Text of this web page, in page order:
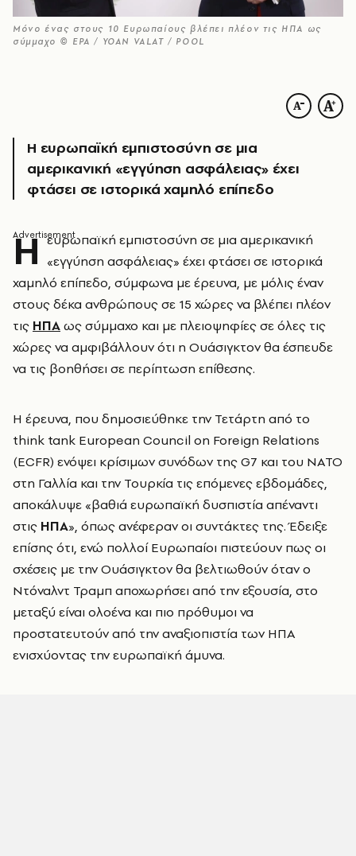
Μόνο ένας στους 10 Ευρωπαίους βλέπει πλέον τις ΗΠΑ ως
σύμμαχο © EPA / YOAN VALAT / POOL
Η ευρωπαϊκή εμπιστοσύνη σε μια
αμερικανική «εγγύηση ασφάλειας» έχει
φτάσει σε ιστορικά χαμηλό επίπεδο
Η ευρωπαϊκή εμπιστοσύνη σε μια αμερικανική
«εγγύηση ασφάλειας» έχει φτάσει σε ιστορικά
χαμηλό επίπεδο, σύμφωνα με έρευνα, με μόλις έναν
στους δέκα ανθρώπους σε 15 χώρες να βλέπει πλέον
τις ΗΠΑως σύμμαχο και με πλειοψηφίες σε όλες τις
χώρες να αμφιβάλλουν ότι η Ουάσιγκτον θα έσπευδε
να τις βοηθήσει σε περίπτωση επίθεσης.
Η έρευνα, που δημοσιεύθηκε την Τετάρτη από το
think tank European Council on Foreign Relations
(ECFR) ενόψει κρίσιμων συνόδων της G7 και του ΝΑΤΟ
στη Γαλλία και την Τουρκία τις επόμενες εβδομάδες,
αποκάλυψε «βαθιά ευρωπαϊκή δυσπιστία απέναντι
στις ΗΠΑ», όπως ανέφεραν οι συντάκτες της. Έδειξε
επίσης ότι, ενώ πολλοί Ευρωπαίοι πιστεύουν πως οι
σχέσεις με την Ουάσιγκτον θα βελτιωθούν όταν ο
Ντόναλντ Τραμπ αποχωρήσει από την εξουσία, στο
μεταξύ είναι ολοένα και πιο πρόθυμοι να
προστατευτούν από την αναξιοπιστία των ΗΠΑ
ενισχύοντας την ευρωπαϊκή άμυνα.